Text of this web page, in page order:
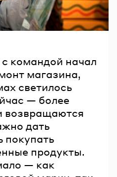
командой начал
магазина,
светилось
— более
возвращаются
дать
покупать
продукты.
— как